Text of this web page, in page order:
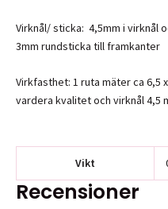
Virknål/ sticka: 4,5mm i virknål
3mm rundsticka till framkanter
Virkfasthet: 1 ruta mäter ca 6,5
vardera kvalitet och virknål 4,5
Vikt
Recensioner